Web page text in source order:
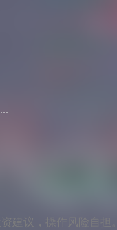
建议，操作风险自担